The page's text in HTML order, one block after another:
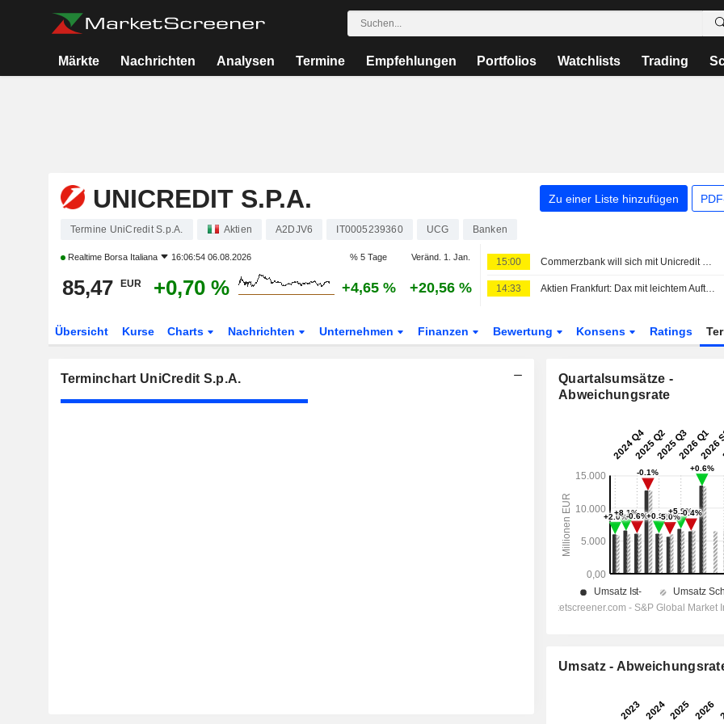
Märkte Nachrichten Analysen Termine Empfehlungen Portfolios Watchlists Trading
UNICREDIT S.P.A. Zu einer Liste hinzufügen
Termine UniCredit S.p.A. Aktien A2DJV6 IT0005239360 UCG Banken
Realtime Borsa Italiana 16:06:54 06.08.2026 % 5 Tage Veränd. 1. Jan.
85,47 EUR +0,70 % +4,65 % +20,56 %
15:00 Commerzbank will sich mit Unicredit arrangieren
14:33 Aktien Frankfurt: Dax mit leichtem Auftrieb - Gewinnmitnahmen bei Siemens-Aktien
Übersicht Kurse Charts Nachrichten Unternehmen Finanzen Bewertung Konsens Ratings
Terminchart UniCredit S.p.A.
Quartalsumsätze -
Abweichungsrate
Umsatz -